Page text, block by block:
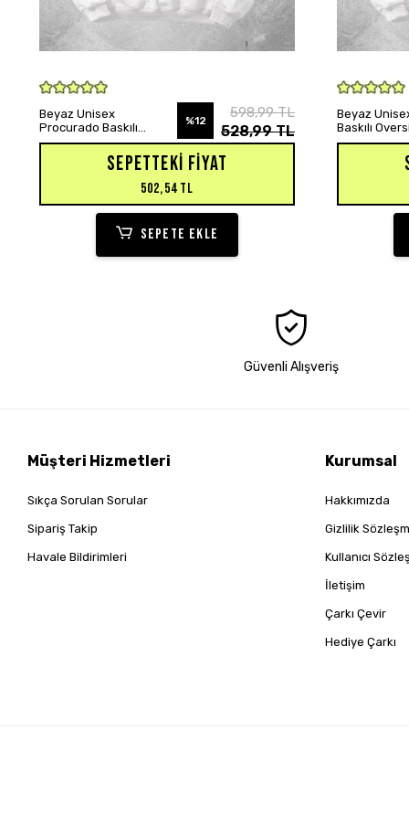
SEPETE EKLE
Beyaz Unisex
Procurado Baskılı
Oversize Hoodie
%12
598,99 TL
528,99 TL
SEPETTEKI FIYAT
502,54 TL
SEPETE EKLE
Beyaz
Baskılı
Sweatshirt
Güvenli Alışveriş
Müşteri Hizmetleri
Sıkça Sorulan Sorular
Sipariş Takip
Havale Bildirimleri
Kurumsal
Hakkımızda
Gizlilik
Kullanıcı
İletişim
Çarkı Çevir
Hediye Çarkı